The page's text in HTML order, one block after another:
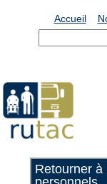
Accueil
Retourner